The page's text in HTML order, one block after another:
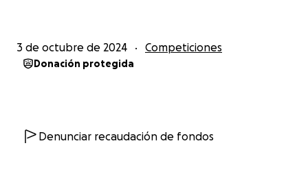
3 de octubre de 2024 Competiciones
Donación protegida
Denunciar recaudación de fondos